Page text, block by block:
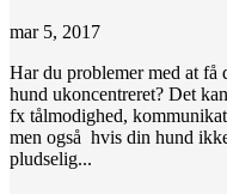
mar 5, 2017
Har du problemer med at
hund ukoncentreret? Det
fx tålmodighed,
men også hvis din hund
pludselig...